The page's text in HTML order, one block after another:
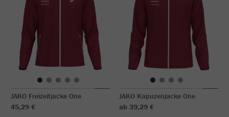
JAKO Freizeitjacke One
45,29 €
JAKO Kapuzenjacke One
ab 39,29 €